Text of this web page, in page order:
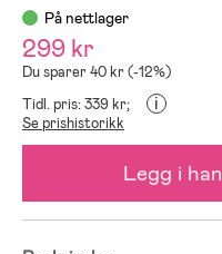
På nettlager
299 kr
Du sparer 40 kr (-12%)
Tidl. pris: 339 kr;
i
Se prishistorikk
Legg i